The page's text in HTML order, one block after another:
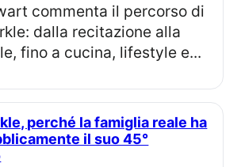
dalla recitazione alla
fino a cucina, lifestyle e...
il suo 45°